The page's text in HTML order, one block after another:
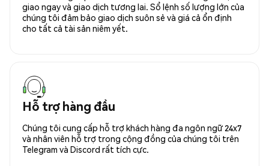
giao ngay và giao dịch tương lai. Sổ lệnh số lượng lớn của
chúng tôi đảm bảo giao dịch suôn sẻ và giá cả ổn định
cho tất cả tài sản niêm yết.
Hỗ trợ hàng đầu
Chúng tôi cung cấp hỗ trợ khách hàng đa ngôn ngữ 24x7
và nhân viên hỗ trợ trong cộng đồng của chúng tôi trên
Telegram và Discord rất tích cực.